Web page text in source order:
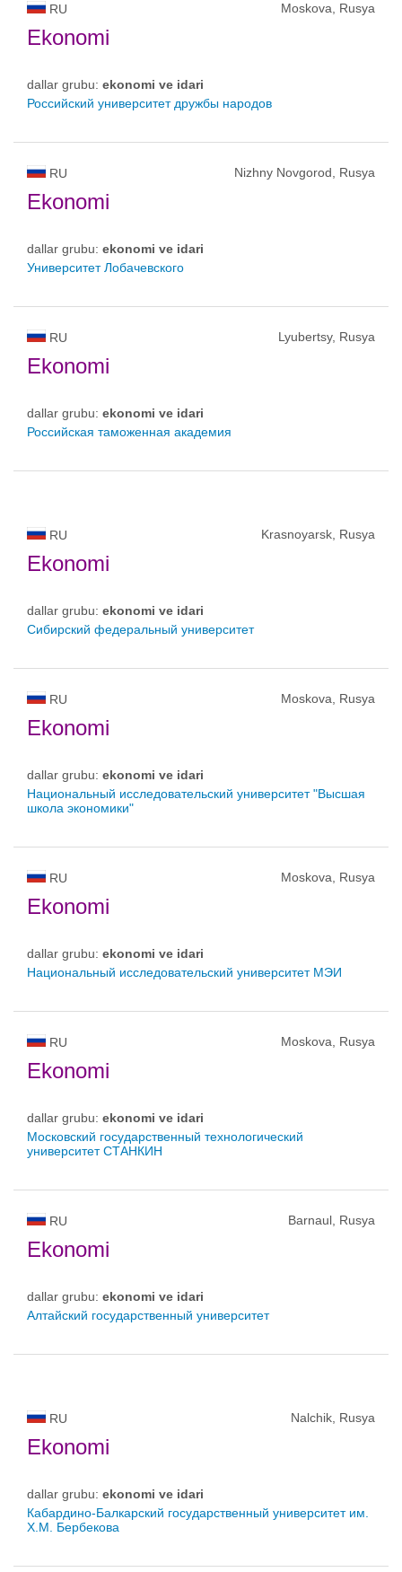
RU Moskova, Rusya
Ekonomi
dallar grubu: ekonomi ve idari
Российский университет дружбы народов
RU Nizhny Novgorod, Rusya
Ekonomi
dallar grubu: ekonomi ve idari
Университет Лобачевского
RU Lyubertsy, Rusya
Ekonomi
dallar grubu: ekonomi ve idari
Российская таможенная академия
RU Krasnoyarsk, Rusya
Ekonomi
dallar grubu: ekonomi ve idari
Сибирский федеральный университет
RU Moskova, Rusya
Ekonomi
dallar grubu: ekonomi ve idari
Национальный исследовательский университет "Высшая
школа экономики"
RU Moskova, Rusya
Ekonomi
dallar grubu: ekonomi ve idari
Национальный исследовательский университет МЭИ
RU Moskova, Rusya
Ekonomi
dallar grubu: ekonomi ve idari
Московский государственный технологический
университет СТАНКИН
RU Barnaul, Rusya
Ekonomi
dallar grubu: ekonomi ve idari
Алтайский государственный университет
RU Nalchik, Rusya
Ekonomi
dallar grubu: ekonomi ve idari
Кабардино-Балкарский государственный университет им.
Х.М. Бербекова